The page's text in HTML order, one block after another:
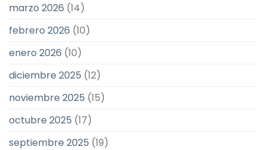
marzo 2026 (14)
febrero 2026 (10)
enero 2026 (10)
diciembre 2025 (12)
noviembre 2025 (15)
octubre 2025 (17)
septiembre 2025 (19)